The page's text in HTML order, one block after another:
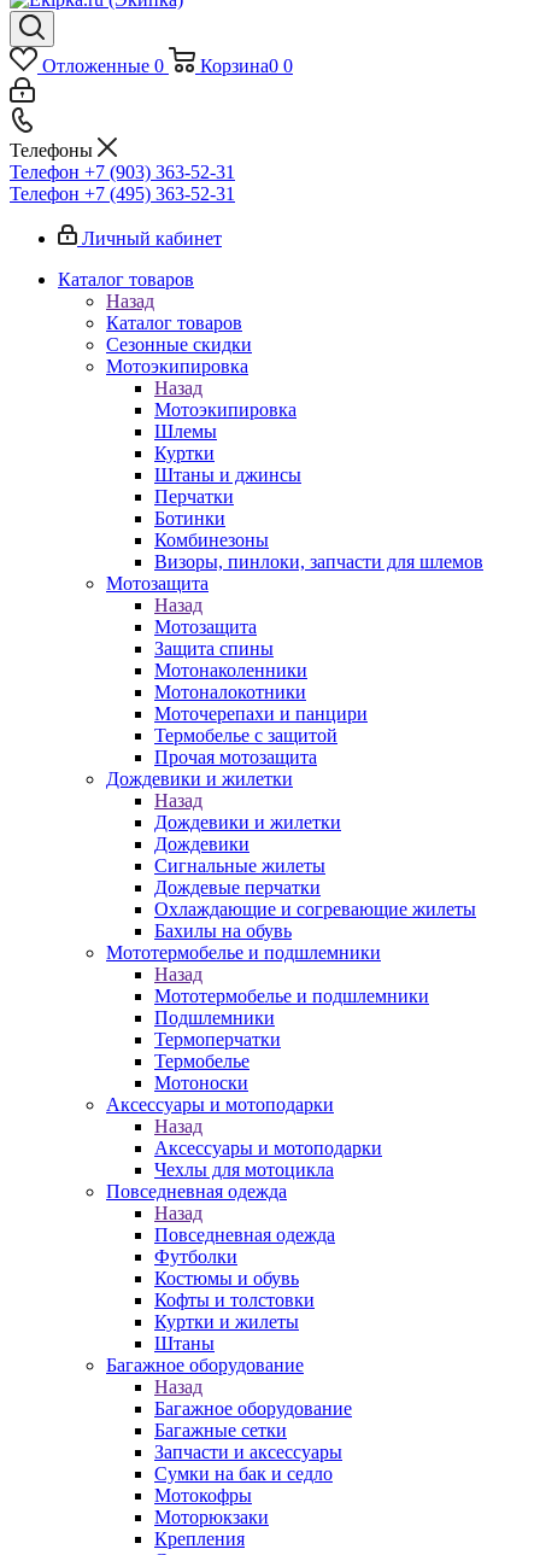
Отложенные 0 Корзина0 0
Телефоны
Телефон +7 (903) 363-52-31
Телефон +7 (495) 363-52-31
Личный кабинет
Каталог товаров
Назад
Каталог товаров
Сезонные скидки
Мотоэкипировка
Назад
Мотоэкипировка
Шлемы
Куртки
Штаны и джинсы
Перчатки
Ботинки
Комбинезоны
Визоры, пинлоки, запчасти для шлемов
Мотозащита
Назад
Мотозащита
Защита спины
Мотонаколенники
Мотоналокотники
Моточерепахи и панцири
Термобелье с защитой
Прочая мотозащита
Дождевики и жилетки
Назад
Дождевики и жилетки
Дождевики
Сигнальные жилеты
Дождевые перчатки
Охлаждающие и согревающие жилеты
Бахилы на обувь
Мототермобелье и подшлемники
Назад
Мототермобелье и подшлемники
Подшлемники
Термоперчатки
Термобелье
Мотоноски
Аксессуары и мотоподарки
Назад
Аксессуары и мотоподарки
Чехлы для мотоцикла
Повседневная одежда
Назад
Повседневная одежда
Футболки
Костюмы и обувь
Кофты и толстовки
Куртки и жилеты
Штаны
Багажное оборудование
Назад
Багажное оборудование
Багажные сетки
Запчасти и аксессуары
Сумки на бак и седло
Мотокофры
Моторюкзаки
Крепления